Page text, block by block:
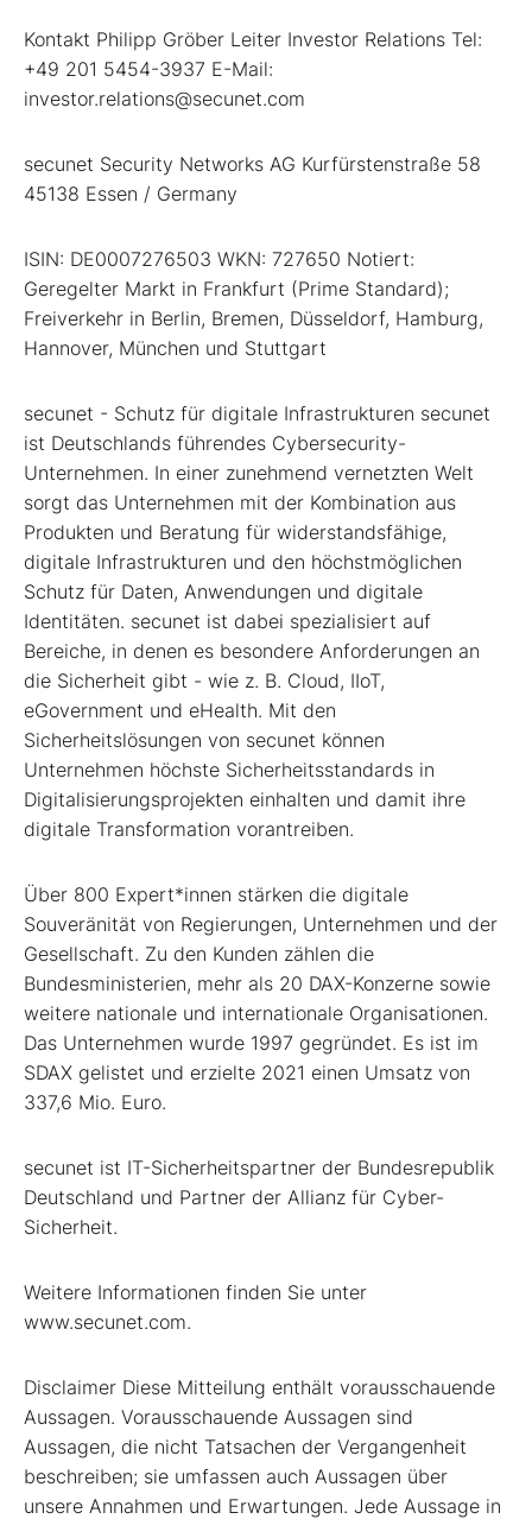
Kontakt Philipp Gröber Leiter Investor Relations Tel:
+49 201 5454-3937 E-Mail:
investor.relations@secunet.com
secunet Security Networks AG Kurfürstenstraße 58
45138 Essen / Germany
ISIN: DE0007276503 WKN: 727650 Notiert:
Geregelter Markt in Frankfurt (Prime Standard);
Freiverkehr in Berlin, Bremen, Düsseldorf, Hamburg,
Hannover, München und Stuttgart
secunet - Schutz für digitale Infrastrukturen secunet
ist Deutschlands führendes Cybersecurity-
Unternehmen. In einer zunehmend vernetzten Welt
sorgt das Unternehmen mit der Kombination aus
Produkten und Beratung für widerstandsfähige,
digitale Infrastrukturen und den höchstmöglichen
Schutz für Daten, Anwendungen und digitale
Identitäten. secunet ist dabei spezialisiert auf
Bereiche, in denen es besondere Anforderungen an
die Sicherheit gibt - wie z. B. Cloud, IIoT,
eGovernment und eHealth. Mit den
Sicherheitslösungen von secunet können
Unternehmen höchste Sicherheitsstandards in
Digitalisierungsprojekten einhalten und damit ihre
digitale Transformation vorantreiben.
Über 800 Expert*innen stärken die digitale
Souveränität von Regierungen, Unternehmen und der
Gesellschaft. Zu den Kunden zählen die
Bundesministerien, mehr als 20 DAX-Konzerne sowie
weitere nationale und internationale Organisationen.
Das Unternehmen wurde 1997 gegründet. Es ist im
SDAX gelistet und erzielte 2021 einen Umsatz von
337,6 Mio. Euro.
secunet ist IT-Sicherheitspartner der Bundesrepublik
Deutschland und Partner der Allianz für Cyber-
Sicherheit.
Weitere Informationen finden Sie unter
www.secunet.com.
Disclaimer Diese Mitteilung enthält vorausschauende
Aussagen. Vorausschauende Aussagen sind
Aussagen, die nicht Tatsachen der Vergangenheit
beschreiben; sie umfassen auch Aussagen über
unsere Annahmen und Erwartungen. Jede Aussage in